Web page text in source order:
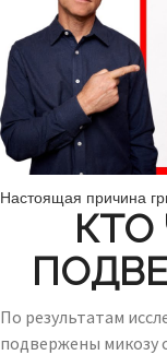
Настоящая причина
КТО
По результатам
подвержены микозу